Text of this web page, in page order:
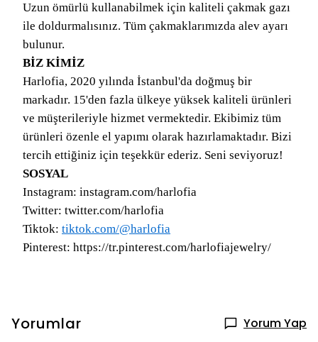
Uzun ömürlü kullanabilmek için kaliteli çakmak gazı
ile doldurmalısınız. Tüm çakmaklarımızda alev ayarı
bulunur.
BİZ KİMİZ
Harlofia, 2020 yılında İstanbul'da doğmuş bir
markadır. 15'den fazla ülkeye yüksek kaliteli ürünleri
ve müşterileriyle hizmet vermektedir. Ekibimiz tüm
ürünleri özenle el yapımı olarak hazırlamaktadır. Bizi
tercih ettiğiniz için teşekkür ederiz. Seni seviyoruz!
SOSYAL
Instagram: instagram.com/harlofia
Twitter: twitter.com/harlofia
Tiktok: tiktok.com/@harlofia
Pinterest: https://tr.pinterest.com/harlofiajewelry/
Yorumlar Yorum Yap